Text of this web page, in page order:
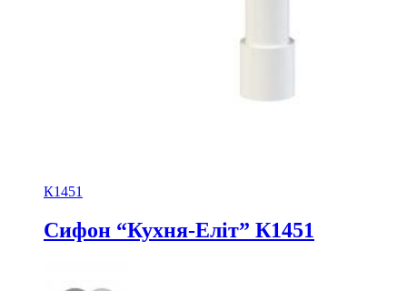
К1451
Сифон “Кухня-Еліт” К1451